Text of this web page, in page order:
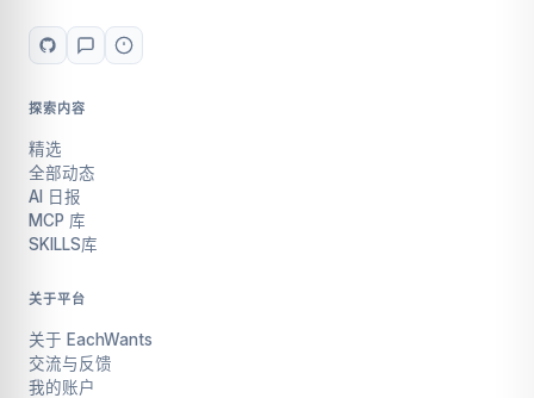
探索内容
精选
全部动态
AI 日报
MCP 库
SKILLS库
关于平台
关于 EachWants
交流与反馈
我的账户